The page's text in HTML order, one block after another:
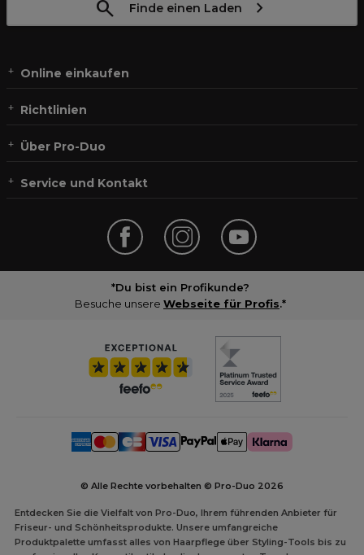
Finde einen Laden
Online einkaufen
Richtlinien
Über Pro-Duo
Service und Kontakt
*Du bist ein Profikunde?
Besuche unsere Webseite für Profis.*
© Alle Rechte vorbehalten © Pro-Duo 2026
Entdecken Sie die Vielfalt von Pro-Duo, Ihrem führenden Anbieter für
Friseur- und Schönheitsprodukte. Unsere umfangreiche
Produktpalette umfasst alles von Haarpflege über Styling-Tools bis zu